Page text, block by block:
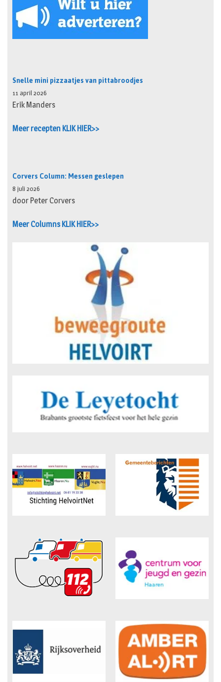
Snelle mini pizzaatjes van pittabroodjes
11 april 2026
Erik Manders
Meer recepten KLIK HIER>>
Corvers Column: Messen geslepen
8 juli 2026
door Peter Corvers
Meer Columns KLIK HIER>>